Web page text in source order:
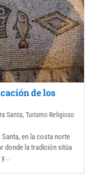
de los
Santa, Turismo Religioso
en la costa norte
donde la tradición sitúa